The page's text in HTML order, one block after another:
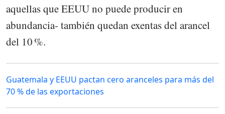
aquellas que EEUU no puede producir en
abundancia- también quedan exentas del arancel
del 10 %.
Guatemala y EEUU pactan cero aranceles para más del
70 % de las exportaciones